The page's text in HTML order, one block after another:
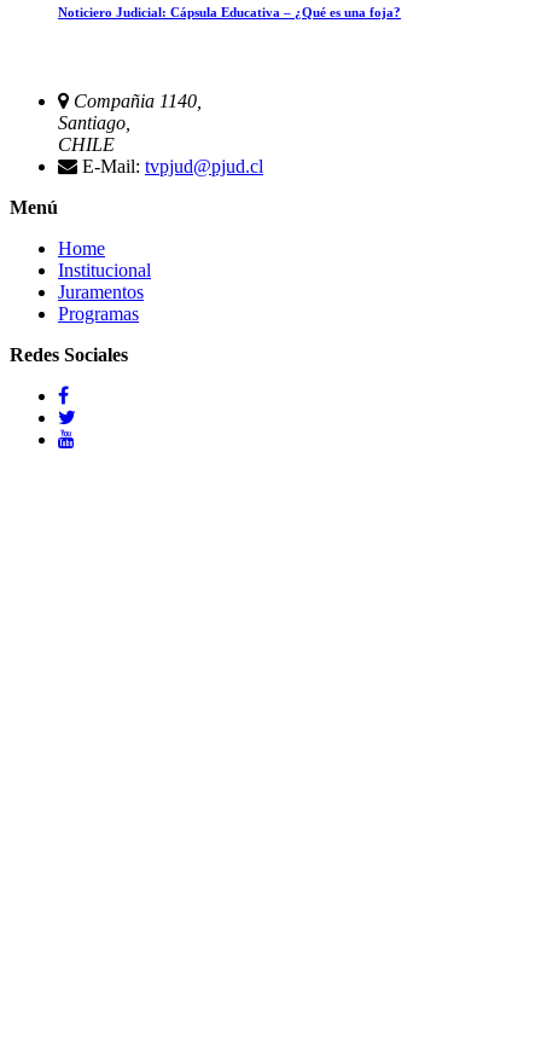
Noticiero Judicial: Cápsula Educativa – ¿Qué es una foja?
Compañia 1140,
Santiago,
CHILE
E-Mail: tvpjud@pjud.cl
Menú
Home
Institucional
Juramentos
Programas
Redes Sociales